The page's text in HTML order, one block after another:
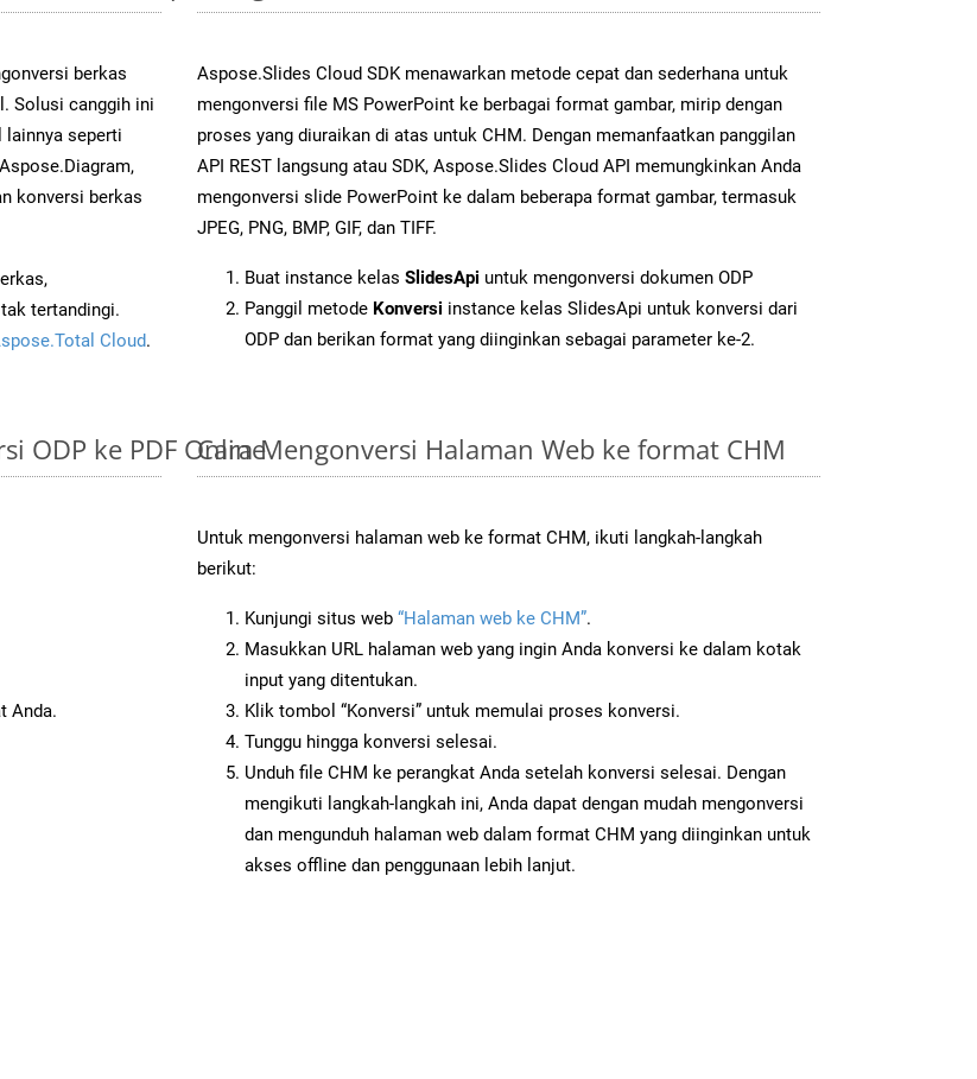
berkas
Solusi canggih ini
lainnya seperti
konversi berkas
tertandingi.
Cloud.
Aspose.Slides Cloud SDK menawarkan metode cepat dan sederhana untuk
mengonversi file MS PowerPoint ke berbagai format gambar, mirip dengan
proses yang diuraikan di atas untuk CHM. Dengan memanfaatkan panggilan
API REST langsung atau SDK, Aspose.Slides Cloud API memungkinkan Anda
mengonversi slide PowerPoint ke dalam beberapa format gambar, termasuk
JPEG, PNG, BMP, GIF, dan TIFF.
Buat instance kelas SlidesApi untuk mengonversi dokumen ODP
Panggil metode Konversi instance kelas SlidesApi untuk konversi dari
ODP dan berikan format yang diinginkan sebagai parameter ke-2.
ODP ke PDF Online
Anda.
Cara Mengonversi Halaman Web ke format CHM
Untuk mengonversi halaman web ke format CHM, ikuti langkah-langkah
berikut:
Kunjungi situs web “Halaman web ke CHM”.
Masukkan URL halaman web yang ingin Anda konversi ke dalam kotak
input yang ditentukan.
Klik tombol “Konversi” untuk memulai proses konversi.
Tunggu hingga konversi selesai.
Unduh file CHM ke perangkat Anda setelah konversi selesai. Dengan
mengikuti langkah-langkah ini, Anda dapat dengan mudah mengonversi
dan mengunduh halaman web dalam format CHM yang diinginkan untuk
akses offline dan penggunaan lebih lanjut.